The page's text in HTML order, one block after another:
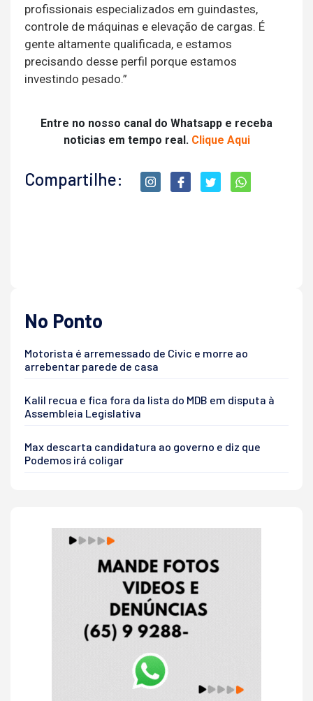
profissionais especializados em guindastes,
controle de máquinas e elevação de cargas. É
gente altamente qualificada, e estamos
precisando desse perfil porque estamos
investindo pesado.”
Entre no nosso canal do Whatsapp e receba
noticias em tempo real. Clique Aqui
Compartilhe:
No Ponto
Motorista é arremessado de Civic e morre ao
arrebentar parede de casa
Kalil recua e fica fora da lista do MDB em disputa à
Assembleia Legislativa
Max descarta candidatura ao governo e diz que
Podemos irá coligar